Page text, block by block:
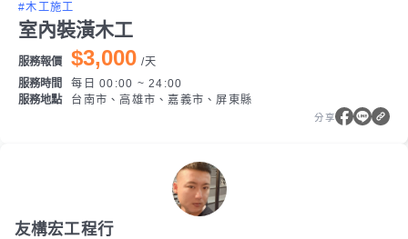
#木工施工
室內裝潢木工
服務報價 $3,000 /天
服務時間
每日 00:00 ~ 24:00
服務地點
台南市、高雄市、嘉義市、屏東縣
分享
友構宏工程行